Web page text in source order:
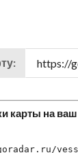
карты на ваш